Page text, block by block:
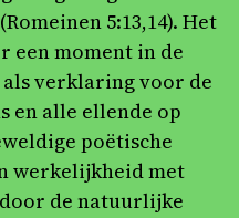
5:13,14). Het
een moment in de
verklaring voor de
en alle ellende op
poëtische
werkelijkheid met
de natuurlijke